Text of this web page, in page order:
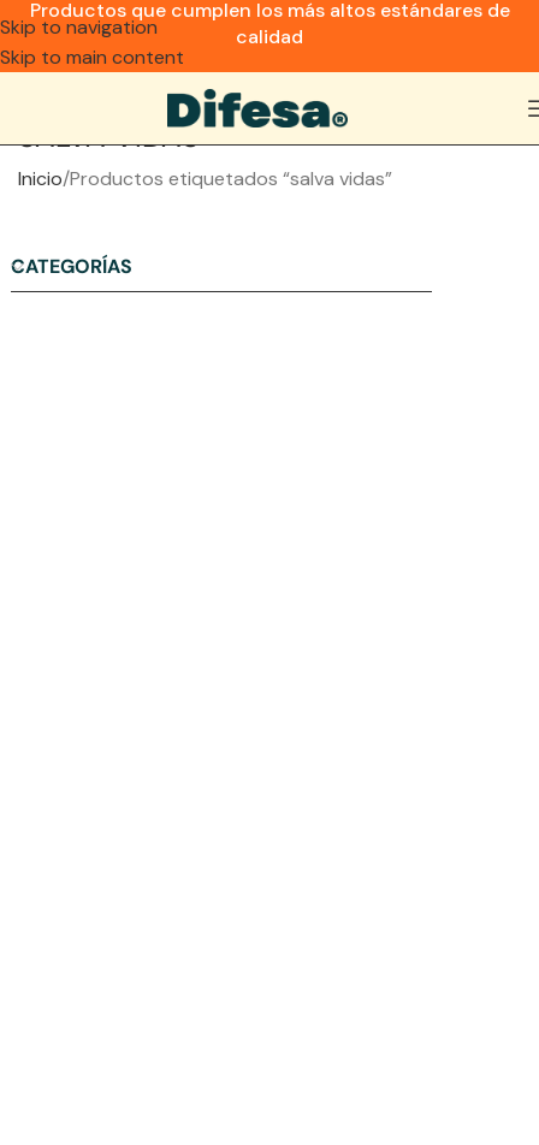
Skip to navigation
Skip to main content
SALVA VIDAS
Inicio Productos etiquetados “salva vidas”
CATEGORÍAS
Productos que cumplen los más altos estándares de
calidad